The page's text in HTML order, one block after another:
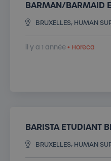
BARMAN/BARMAID
BRUXELLES, HUMAN
il y a 1 année• Horeca
BARISTA ETUDIANT
BRUXELLES, HUMAN